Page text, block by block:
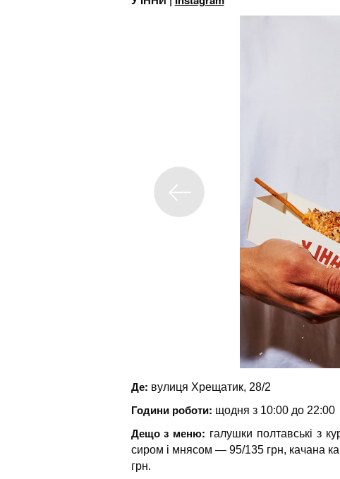
Де: вулиця Хрещатик, 28/2
Години роботи: щодня з 10:00 до 22:00
Дещо з меню: галушки полтавські з
сиром і мнясом — 95/135 грн, качана
грн.